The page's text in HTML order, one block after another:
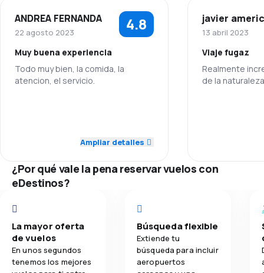
algún tipo, Air France oferece servicios adicionales
para estos casos, por favor notificar al momento de
la compra del pasaje o hasta 48 horas antes del
vuelo.
Red de vuelos 4.2
Precio de los pasajes 3.6
Comodidad del viaje 3.9
ANDREA FERNANDA
22 agosto 2023 4.8
Muy buena experiencia
Todo muy bien, la comida, la
atencion, el servicio.
4.0
Red de vuelos 5.0
Comodidad del viaje 4.0
Transporte de equipaje 5.0
Ampliar detalles
javier
13 abril 2023
Viaje fugaz
Realmente
de la naturaleza
Red de vuelos
Comodidad
Transporte
¿Por qué vale la pena reservar vuelos con
eDestinos?
La mayor oferta
de vuelos
En unos segundos
tenemos los mejores
Búsqueda flexible
Extiende tu
búsqueda para incluir
aeropuertos